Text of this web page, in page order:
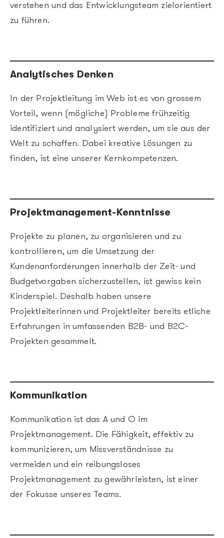
verstehen und das Entwicklungsteam zielorientiert
zu führen.
Analytisches Denken
In der Projektleitung im Web ist es von grossem
Vorteil, wenn (mögliche) Probleme frühzeitig
identifiziert und analysiert werden, um sie aus der
Welt zu schaffen. Dabei kreative Lösungen zu
finden, ist eine unserer Kernkompetenzen.
Projektmanagement-Kenntnisse
Projekte zu planen, zu organisieren und zu
kontrollieren, um die Umsetzung der
Kundenanforderungen innerhalb der Zeit- und
Budgetvorgaben sicherzustellen, ist gewiss kein
Kinderspiel. Deshalb haben unsere
Projektleiterinnen und Projektleiter bereits etliche
Erfahrungen in umfassenden B2B- und B2C-
Projekten gesammelt.
Kommunikation
Kommunikation ist das A und O im
Projektmanagement. Die Fähigkeit, effektiv zu
kommunizieren, um Missverständnisse zu
vermeiden und ein reibungsloses
Projektmanagement zu gewährleisten, ist einer
der Fokusse unseres Teams.